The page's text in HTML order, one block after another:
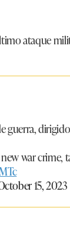
ataque
war crime,
15, 2023